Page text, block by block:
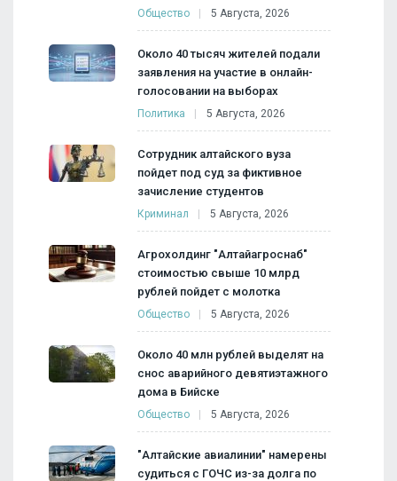
Общество 5 Августа, 2026
Около 40 тысяч жителей подали
заявления на участие в онлайн-
голосовании на выборах
Политика 5 Августа, 2026
Сотрудник алтайского вуза
пойдет под суд за фиктивное
зачисление студентов
Криминал 5 Августа, 2026
Агрохолдинг "Алтайагроснаб"
стоимостью свыше 10 млрд
рублей пойдет с молотка
Общество 5 Августа, 2026
Около 40 млн рублей выделят на
снос аварийного девятиэтажного
дома в Бийске
Общество 5 Августа, 2026
"Алтайские авиалинии" намерены
судиться с ГОЧС из-за долга по